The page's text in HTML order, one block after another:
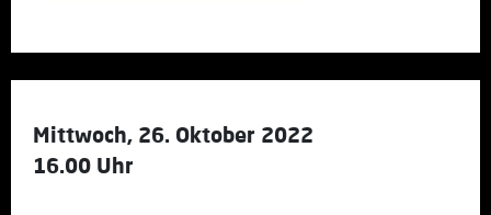
Mittwoch, 26. Oktober 2022
16.00 Uhr